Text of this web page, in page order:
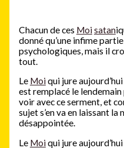
Chacun de ces Moisatan
donné qu’une infime
psychologiques, mais il
tout.
Le Moiqui jure aujourd’hui
est remplacé le
voir avec ce serment, et
sujet s’en va en laissant la
désappointée.
Le Moiqui jure